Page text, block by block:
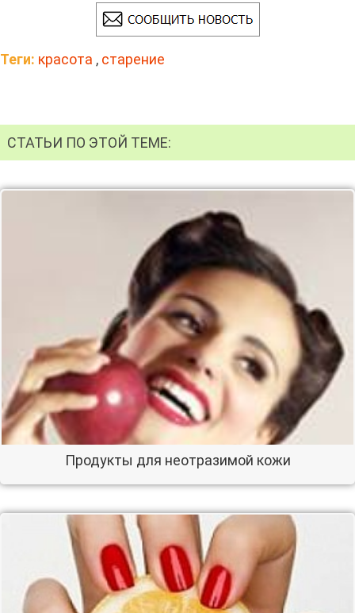
Теги: красота , старение
СТАТЬИ ПО ЭТОЙ ТЕМЕ:
Продукты для неотразимой кожи